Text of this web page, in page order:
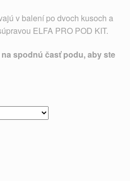
v balení po dvoch kusoch a
ELFA PRO POD KIT.
spodnú časť podu, aby ste